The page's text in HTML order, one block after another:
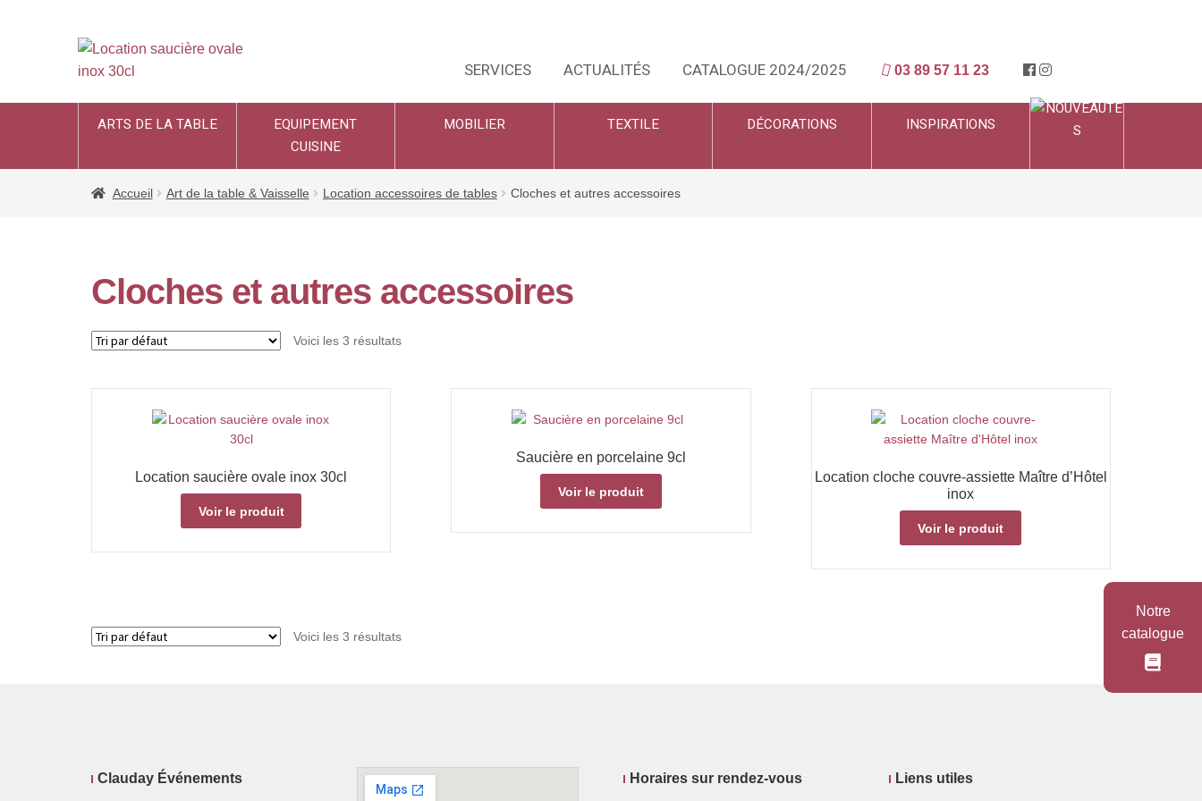
Notre
catalogue
SERVICES ACTUALITÉS CATALOGUE 2024/2025 03 89 57 11 23
ARTS DE LA TABLE
EQUIPEMENT
CUISINE
MOBILIER TEXTILE DÉCORATIONS INSPIRATIONS
Accueil Art de la table & Vaisselle Location accessoires de tables Cloches et autres accessoires
Cloches et autres accessoires
Voici les 3 résultats
Location saucière ovale inox 30cl
Voir le produit
Saucière en porcelaine 9cl
Voir le produit
Location cloche couvre-assiette Maître d’Hôtel
inox
Voir le produit
Voici les 3 résultats
Clauday Événements Horaires sur rendez-vous Liens utiles